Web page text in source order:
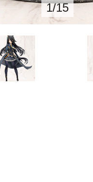
1/15